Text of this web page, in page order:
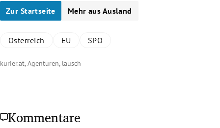
Zur Startseite Mehr aus Ausland
Österreich EU SPÖ
kurier.at, Agenturen, lausch
Kommentare